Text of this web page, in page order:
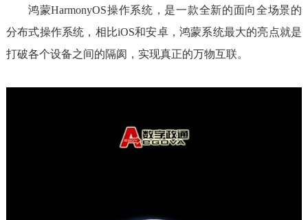
鸿蒙HarmonyOS操作系统，是一款全新的面向全场景的
分布式操作系统，相比iOS和安卓，鸿蒙系统最大的亮点就是
打破各个设备之间的隔阂，实现真正的万物互联。